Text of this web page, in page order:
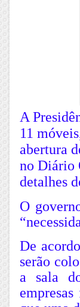
A
11
abertura
no Diário
detalhes
O
De
serão
a sala